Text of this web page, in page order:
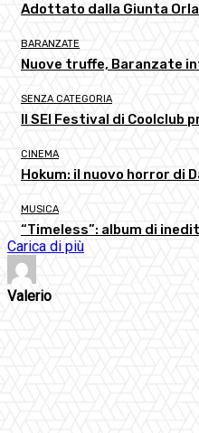
Adottato dalla Giunta
BARANZATE
Nuove truffe, Baranzate
SENZA CATEGORIA
Il SEI Festival di Coolclub
CINEMA
Hokum: il nuovo horror di
MUSICA
“Timeless”: album di
Carica di più
Valerio